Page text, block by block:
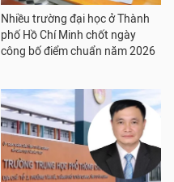
Nhiều trường đại học ở Thành
phố Hồ Chí Minh chốt ngày
công bố điểm chuẩn năm 2026